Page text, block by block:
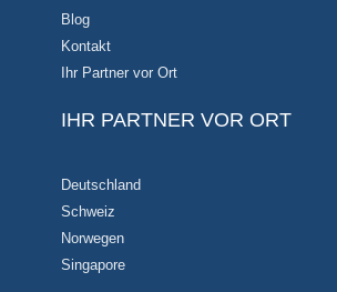
Blog
Kontakt
Ihr Partner vor Ort
IHR PARTNER VOR ORT
Deutschland
Schweiz
Norwegen
Singapore